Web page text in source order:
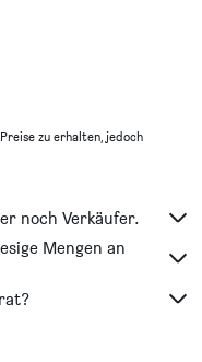
zu erhalten, jedoch
noch Verkäufer.
Mengen an